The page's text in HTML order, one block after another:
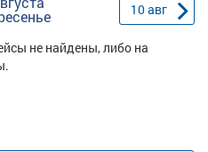
10авг
не найдены, либо на